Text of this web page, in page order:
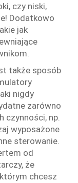
czy niski,
Dodatkowo
jak
także sposób
nigdy
zarówno
czynności, np.
wyposażone
sterowanie.
od
że
chcesz